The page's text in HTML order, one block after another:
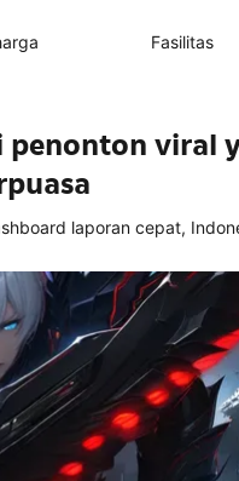
Fasilitas
penonton viral
laporan cepat,